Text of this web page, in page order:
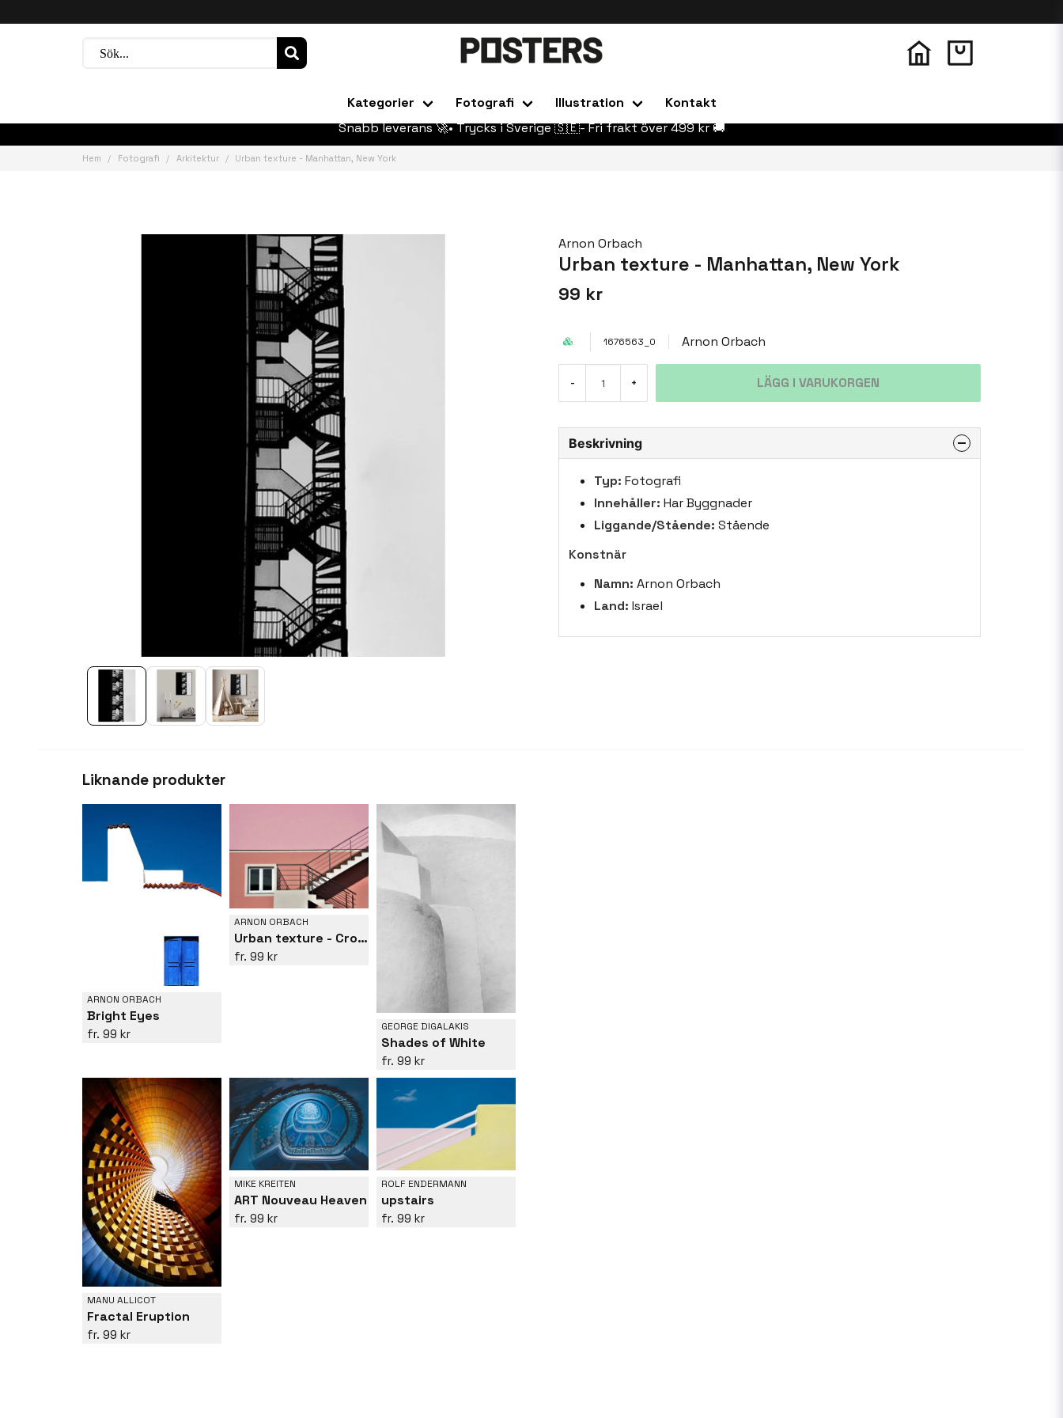
Kategorier Fotografi Illustration
Kontakt
Snabb leverans 🚀• Trycks i Sverige 🇸🇪- Fri frakt över 499 kr 🚚
Hem Fotografi Arkitektur Urban texture - Manhattan, New York
Arnon Orbach
Urban texture - Manhattan, New York
99 kr
1676563_0 Arnon Orbach
- + LÄGG I VARUKORGEN
Beskrivning
Typ: Fotografi
Innehåller: Har Byggnader
Liggande/Stående: Stående
Konstnär
Namn: Arnon Orbach
Land: Israel
Liknande produkter
ARNON ORBACH
Bright Eyes
99 kr
ARNON ORBACH
Urban texture - Croatia
99 kr
GEORGE DIGALAKIS
Shades of White
99 kr
MANU ALLICOT
Fractal Eruption
99 kr
MIKE KREITEN
ART Nouveau Heaven
99 kr
ROLF ENDERMANN
upstairs
99 kr